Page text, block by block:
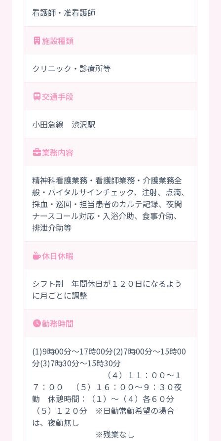
看護師・准看護師
施設種類
クリニック・診療所等
交通手段
小田急線 渋沢駅
業務内容
精神科看護業務・看護師業務・介護業務全
般・バイタルサインチェック、注射、点滴、
採血・巡回・担当患者のカルテ記録、夜間
ナースコール対応・入浴介助、食事介助、
排泄介助等
休日休暇
シフト制 年間休日が１２０日になるよう
に月ごとに調整
勤務時間
(1)9時00分～17時00分(2)7時00分～15時00
分(3)7時30分～15時30分
（４）１１：００～１
７：００ （５）１６：００～９：３０夜
勤 休憩時間：（１）～（４）各６０分
（５）１２０分 ※日勤常勤希望の場合
は、夜勤無し
※残業なし